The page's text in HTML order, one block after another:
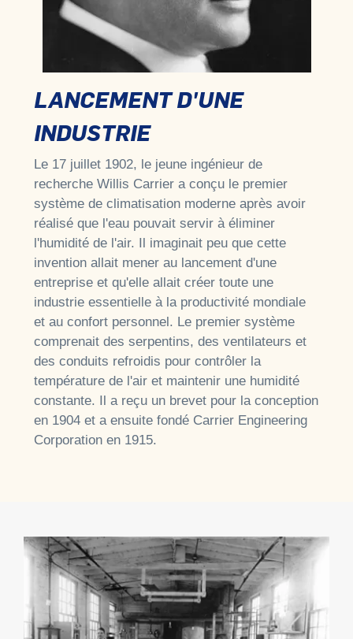
LANCEMENT D'UNE
INDUSTRIE
Le 17 juillet 1902, le jeune ingénieur de
recherche Willis Carrier a conçu le premier
système de climatisation moderne après avoir
réalisé que l'eau pouvait servir à éliminer
l'humidité de l'air. Il imaginait peu que cette
invention allait mener au lancement d'une
entreprise et qu'elle allait créer toute une
industrie essentielle à la productivité mondiale
et au confort personnel. Le premier système
comprenait des serpentins, des ventilateurs et
des conduits refroidis pour contrôler la
température de l'air et maintenir une humidité
constante. Il a reçu un brevet pour la conception
en 1904 et a ensuite fondé Carrier Engineering
Corporation en 1915.